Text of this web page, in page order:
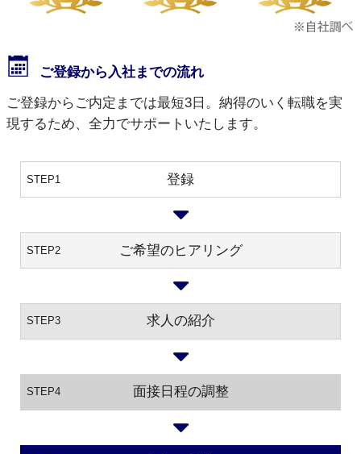
ご登録から入社までの流れ
ご登録からご内定までは最短3日。納得のいく転職を実
現するため、全力でサポートいたします。
STEP1 登録
STEP2 ご希望のヒアリング
STEP3 求人の紹介
STEP4 面接日程の調整